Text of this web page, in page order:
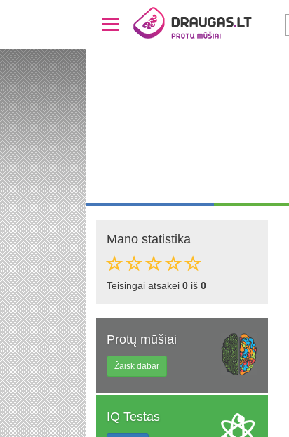
Mano statistika
Teisingai atsakei 0 iš 0
Protų mūšiai
Žaisk dabar
IQ Testas